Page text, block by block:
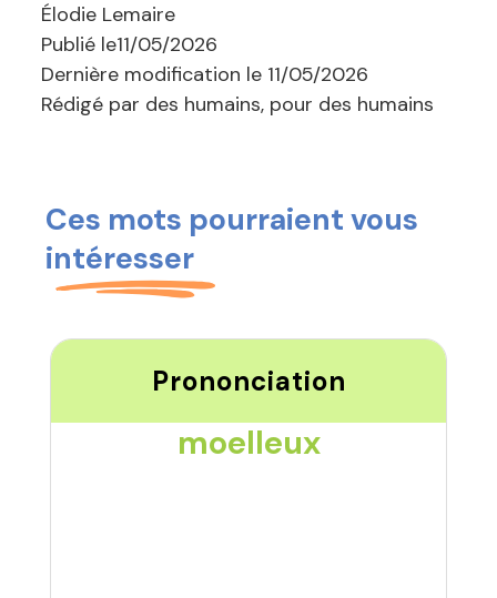
Élodie Lemaire
Publié le11/05/2026
Dernière modification le 11/05/2026
Rédigé par des humains, pour des humains
Ces mots pourraient vous
intéresser
Prononciation
moelleux